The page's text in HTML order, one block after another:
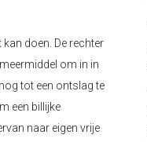
doen. De rechter
om in in
tot een ontslag te
een billijke
naar eigen vrije